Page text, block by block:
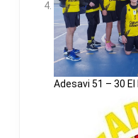
Adesavi 51 – 30 El